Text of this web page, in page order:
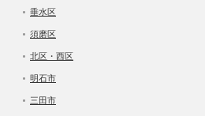
垂水区
須磨区
北区・西区
明石市
三田市